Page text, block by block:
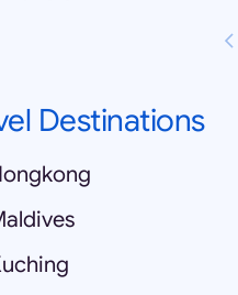
Destinations